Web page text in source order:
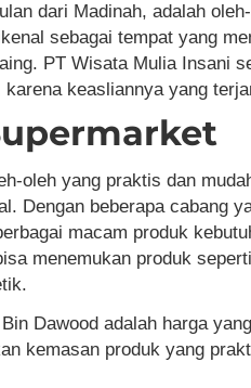
dari Madinah, adalah
sebagai tempat yang
PT Wisata Mulia Insani
keasliannya yang
oleh yang praktis dan
Dengan beberapa cabang
macam produk
menemukan produk
Dawood adalah harga
kemasan produk yang